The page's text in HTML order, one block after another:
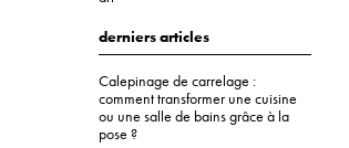
derniers articles
Calepinage de carrelage :
comment transformer une cuisine
ou une salle de bains grâce à la
pose ?